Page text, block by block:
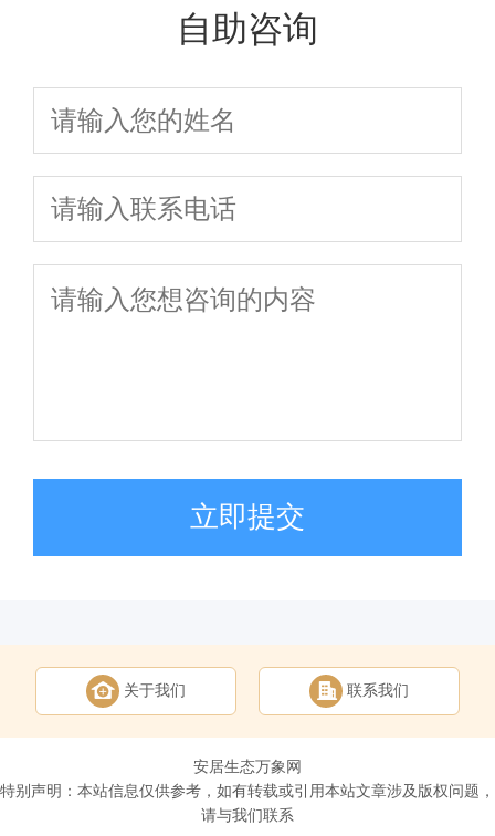
自助咨询
立即提交
关于我们 联系我们
安居生态万象网
特别声明：本站信息仅供参考，如有转载或引用本站文章涉及版权问题，
请与我们联系